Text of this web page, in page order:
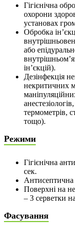
Гігієнічна
охорони
установах
Обробка
або
ін’єкцій).
Дезінфекція
некритичних
термометрів,
тощо).
Режими
Гігієнічна
сек.
Антисептична
Поверхні на
– 3 серветки
Фасування